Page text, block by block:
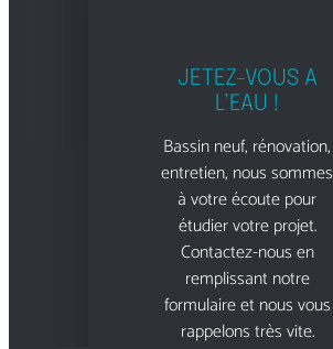
JETEZ-VOUS A
L’EAU !
Bassin neuf, rénovation,
entretien, nous sommes
à votre écoute pour
étudier votre projet.
Contactez-nous en
remplissant notre
formulaire et nous vous
rappelons très vite.